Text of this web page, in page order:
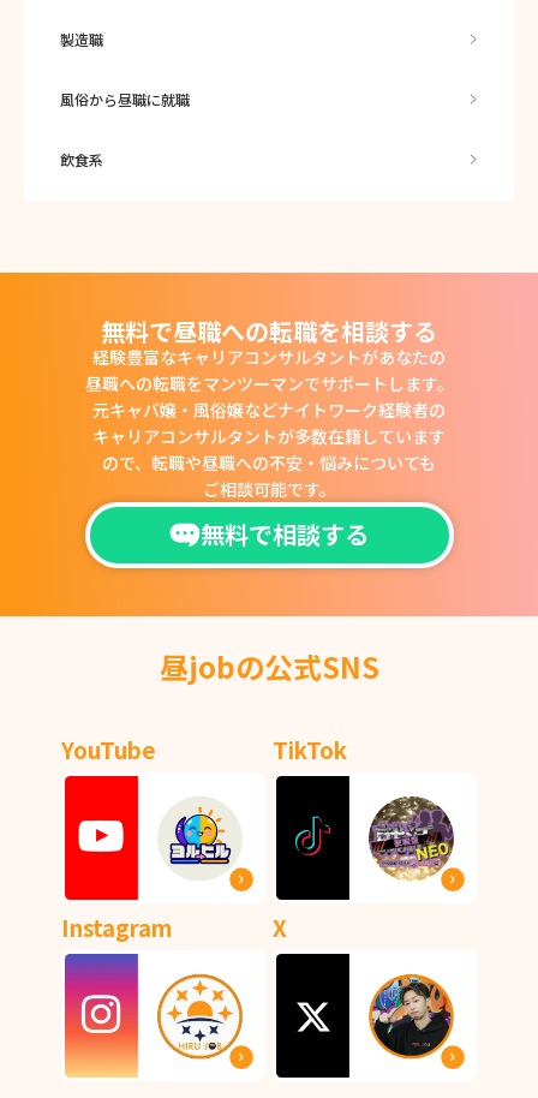
製造職
風俗から昼職に就職
飲食系
無料で昼職への転職を相談する
経験豊富なキャリアコンサルタントがあなたの
昼職への転職をマンツーマンでサポートします。
元キャバ嬢・風俗嬢などナイトワーク経験者の
キャリアコンサルタントが多数在籍しています
ので、 転職や昼職への不安・悩みについても
ご相談可能です。
無料で相談する
昼jobの公式SNS
YouTube TikTok
Instagram X